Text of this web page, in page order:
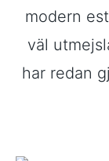
modern
väl
har redan